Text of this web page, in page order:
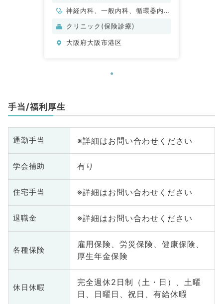
神経内科、一般内科、循環器内
科、呼吸器内科、消化器内科
クリニック(保険診療)
大阪府大阪市港区
手当/福利厚生
通勤手当 ※詳細はお問い合わせください
学会補助 有り
住宅手当 ※詳細はお問い合わせください
退職金 ※詳細はお問い合わせください
各種保険
雇用保険、労災保険、健康保険、
厚生年金保険
休日休暇
完全週休2日制（土・日）、土曜
日、日曜日、祝日、有給休暇